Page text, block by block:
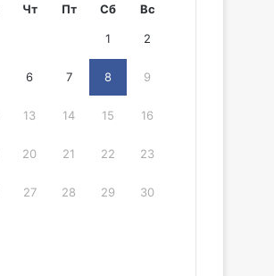
Чт Пт Сб Вс
1 2
6 7 8 9
13 14 15 16
20 21 22 23
27 28 29 30